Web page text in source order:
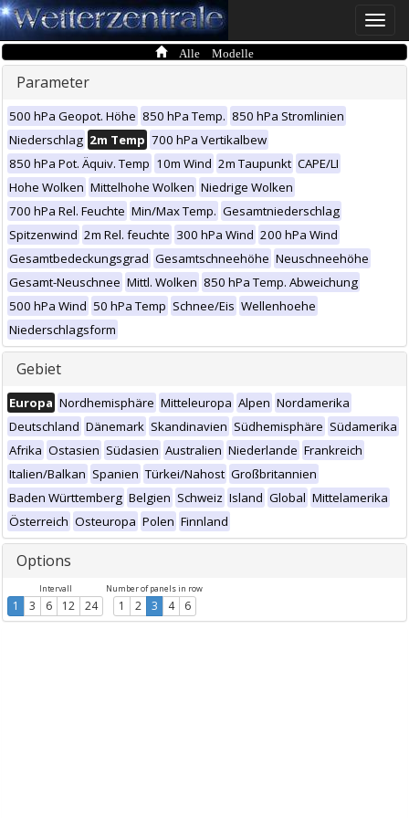
Toggle
Alle Modelle
Parameter
500 hPa Geopot. Höhe 850 hPa Temp. 850 hPa Stromlinien
Niederschlag 2m Temp 700 hPa Vertikalbew
850 hPa Pot. Äquiv. Temp 10m Wind 2m Taupunkt CAPE/LI
Hohe Wolken Mittelhohe Wolken Niedrige Wolken
700 hPa Rel. Feuchte Min/Max Temp. Gesamtniederschlag
Spitzenwind 2m Rel. feuchte 300 hPa Wind 200 hPa Wind
Gesamtbedeckungsgrad Gesamtschneehöhe Neuschneehöhe
Gesamt-Neuschnee Mittl. Wolken 850 hPa Temp. Abweichung
500 hPa Wind 50 hPa Temp Schnee/Eis Wellenhoehe
Niederschlagsform
Gebiet
Europa Nordhemisphäre Mitteleuropa Alpen Nordamerika
Deutschland Dänemark Skandinavien Südhemisphäre Südamerika
Afrika Ostasien Südasien Australien Niederlande Frankreich
Italien/Balkan Spanien Türkei/Nahost Großbritannien
Baden Württemberg Belgien Schweiz Island Global Mittelamerika
Österreich Osteuropa Polen Finnland
Options
Intervall
1 3 6 12 24
Number of panels in row
1 2 3 4 6